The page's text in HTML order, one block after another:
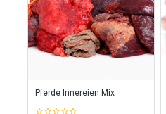
Pferde Innereien Mix